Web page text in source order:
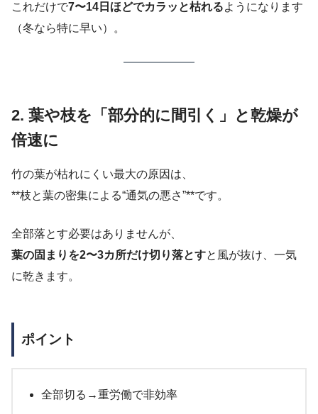
これだけで7〜14日ほどでカラッと枯れるようになります
（冬なら特に早い）。
2. 葉や枝を「部分的に間引く」と乾燥が
倍速に
竹の葉が枯れにくい最大の原因は、
**枝と葉の密集による“通気の悪さ”**です。
全部落とす必要はありませんが、
葉の固まりを2〜3カ所だけ切り落とすと風が抜け、一気
に乾きます。
ポイント
全部切る→重労働で非効率